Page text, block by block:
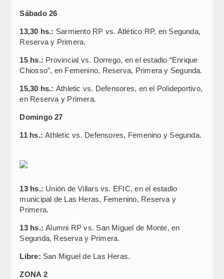
Sábado 26
13,30 hs.: Sarmiento RP vs. Atlético RP, en Segunda,
Reserva y Primera.
15 hs.: Provincial vs. Dorrego, en el estadio “Enrique
Chiosso”, en Femenino, Reserva, Primera y Segunda.
15,30 hs.: Athletic vs. Defensores, en el Polideportivo,
en Reserva y Primera.
Domingo 27
11 hs.:Athletic vs. Defensores, Femenino y Segunda.
13 hs.: Unión de Villars vs. EFIC, en el estadio
municipal de Las Heras, Femenino, Reserva y
Primera.
13 hs.:Alumni RP vs. San Miguel de Monte, en
Segunda, Reserva y Primera.
Libre: San Miguel de Las Heras.
ZONA 2